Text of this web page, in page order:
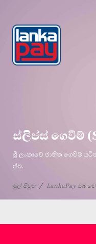
ස්ලිප්ස් ගෙවීම්
ශ්‍රී ලංකාවේ ජාතික ගෙවීම්
ඒම.
මුල් පිටුව LankaPay ඔබ